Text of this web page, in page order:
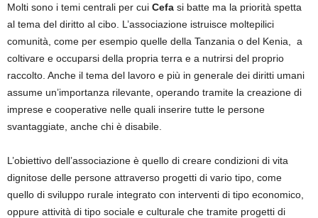
Molti sono i temi centrali per cui Cefa si batte ma la priorità spetta
al tema del diritto al cibo. L’associazione istruisce moltepilici
comunità, come per esempio quelle della Tanzania o del Kenia, a
coltivare e occuparsi della propria terra e a nutrirsi del proprio
raccolto. Anche il tema del lavoro e più in generale dei diritti umani
assume un’importanza rilevante, operando tramite la creazione di
imprese e cooperative nelle quali inserire tutte le persone
svantaggiate, anche chi è disabile.
L’obiettivo dell’associazione è quello di creare condizioni di vita
dignitose delle persone attraverso progetti di vario tipo, come
quello di sviluppo rurale integrato con interventi di tipo economico,
oppure attività di tipo sociale e culturale che tramite progetti di